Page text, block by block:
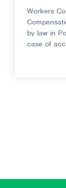
Workers
by law in
case of